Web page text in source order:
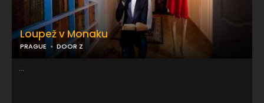
Loupež v Monaku
PRAGUE DOOR Z
...